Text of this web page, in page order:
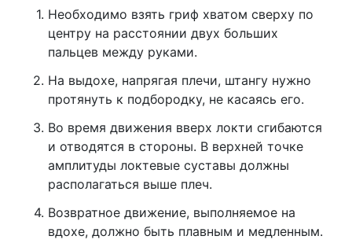
Необходимо взять гриф хватом сверху по
центру на расстоянии двух больших
пальцев между руками.
На выдохе, напрягая плечи, штангу нужно
протянуть к подбородку, не касаясь его.
Во время движения вверх локти сгибаются
и отводятся в стороны. В верхней точке
амплитуды локтевые суставы должны
располагаться выше плеч.
Возвратное движение, выполняемое на
вдохе, должно быть плавным и медленным.